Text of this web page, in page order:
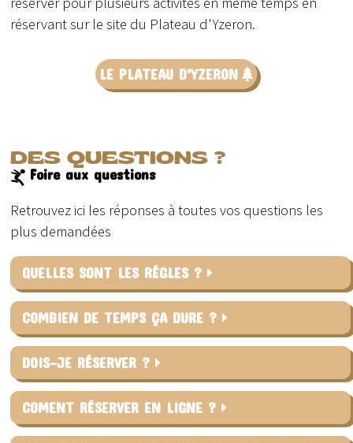
réservant sur le site du Plateau d'Yzeron.
LE PLATEAU D'YZERON
DES QUESTIONS ?
Foire aux questions
Retrouvez ici les réponses à toutes vos questions les
plus demandées
QUELLES SONT LES RÉGLES ?
COMBIEN DE TEMPS ÇA DURE ?
DOIS-JE RÉSERVER ?
COMENT RÉSERVER EN LIGNE ?